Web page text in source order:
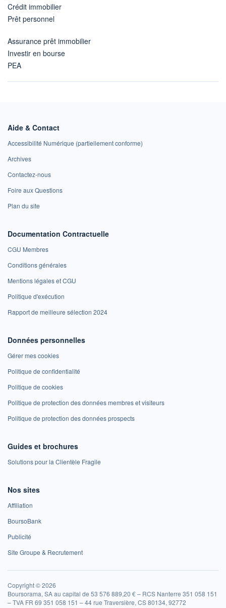
Crédit immobilier
Prêt personnel
Assurance prêt immobilier
Investir en bourse
PEA
Aide & Contact
Accessibilité Numérique (partiellement conforme)
Archives
Contactez-nous
Foire aux Questions
Plan du site
Documentation Contractuelle
CGU Membres
Conditions générales
Mentions légales et CGU
Politique d'exécution
Rapport de meilleure sélection 2024
Données personnelles
Gérer mes cookies
Politique de confidentialité
Politique de cookies
Politique de protection des données membres et visiteurs
Politique de protection des données prospects
Guides et brochures
Solutions pour la Clientèle Fragile
Nos sites
Affiliation
BoursoBank
Publicité
Site Groupe & Recrutement
Copyright © 2026
Boursorama, SA au capital de 53 576 889,20 € – RCS Nanterre 351 058 151
– TVA FR 69 351 058 151 – 44 rue Traversière, CS 80134, 92772